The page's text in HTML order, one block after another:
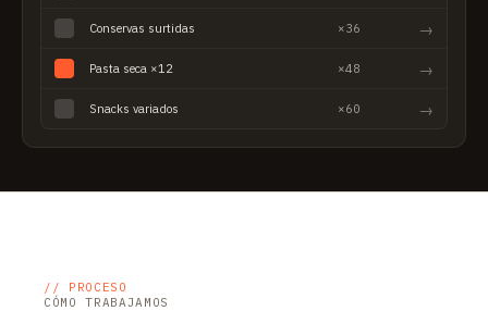
Conservas surtidas ×36 →
Pasta seca ×12 ×48 →
Snacks variados ×60 →
// PROCESO
CÓMO TRABAJAMOS